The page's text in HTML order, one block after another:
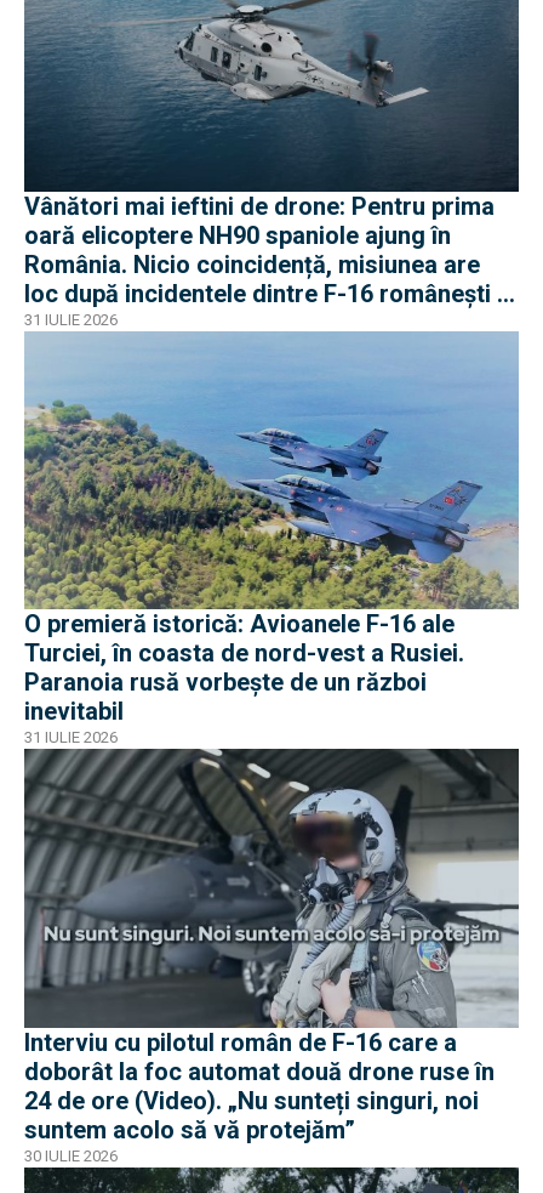
Vânători mai ieftini de drone: Pentru prima
oară elicoptere NH90 spaniole ajung în
România. Nicio coincidență, misiunea are
loc după incidentele dintre F-16 românești și
dronele ruse
31 IULIE 2026
O premieră istorică: Avioanele F-16 ale
Turciei, în coasta de nord-vest a Rusiei.
Paranoia rusă vorbește de un război
inevitabil
31 IULIE 2026
Interviu cu pilotul român de F-16 care a
doborât la foc automat două drone ruse în
24 de ore (Video). „Nu sunteți singuri, noi
suntem acolo să vă protejăm”
30 IULIE 2026